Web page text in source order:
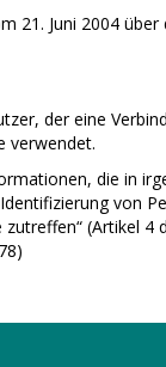
21. Juni 2004 über
der eine
verwendet.
die in
von
(Artikel 4